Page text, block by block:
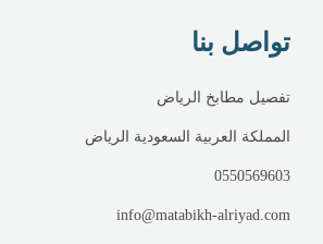
تواصل بنا
تفصيل مطابخ الرياض
المملكة العربية السعودية الرياض
0550569603
info@matabikh-alriyad.com